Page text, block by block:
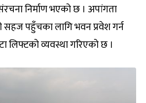
निर्माण भएको छ । अपांगता
पहुँचका लागि भवन प्रवेश गर्न
लिफ्टको व्यवस्था गरिएको छ ।